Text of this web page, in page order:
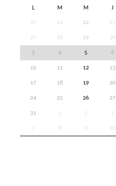
L M M J
20 21 22 23
27 28 29 30
3 4 5 6
10 11 12 13
17 18 19 20
24 25 26 27
31 1 2 3
7 8 9 10